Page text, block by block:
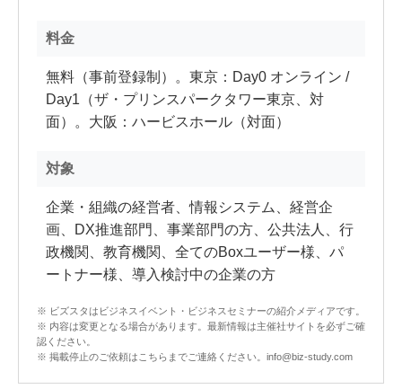
料金
無料（事前登録制）。東京：Day0 オンライン /
Day1（ザ・プリンスパークタワー東京、対
面）。大阪：ハービスホール（対面）
対象
企業・組織の経営者、情報システム、経営企
画、DX推進部門、事業部門の方、公共法人、行
政機関、教育機関、全てのBoxユーザー様、パ
ートナー様、導入検討中の企業の方
※ ビズスタはビジネスイベント・ビジネスセミナーの紹介メディアです。
※ 内容は変更となる場合があります。最新情報は主催社サイトを必ずご確
認ください。
※ 掲載停止のご依頼はこちらまでご連絡ください。info@biz-study.com